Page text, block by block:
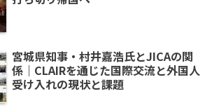
宮城県知事・村井嘉浩氏とJICAの関
係｜CLAIRを通じた国際交流と外国人
受け入れの現状と課題